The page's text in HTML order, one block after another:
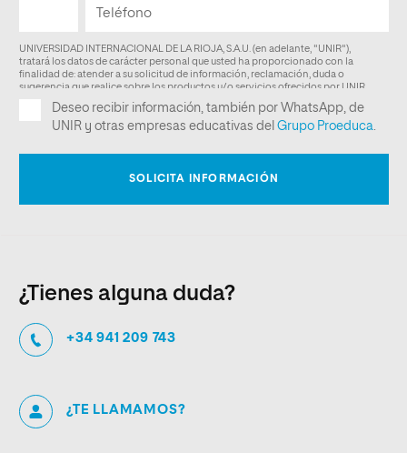
¿Tienes alguna duda?
+34 941 209 743
¿TE LLAMAMOS?